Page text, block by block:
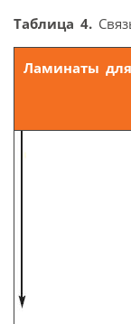
Таблица 4.
Ламинаты